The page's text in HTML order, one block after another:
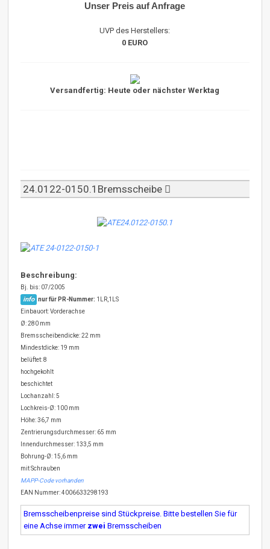
Unser Preis auf Anfrage
UVP des Herstellers:
0 EURO
Versandfertig: Heute oder nächster Werktag
24.0122-0150.1Bremsscheibe
Beschreibung:
Bj. bis: 07/2005
info nur für PR-Nummer: 1LR,1LS
Einbauort: Vorderachse
Ø: 280 mm
Bremsscheibendicke: 22 mm
Mindestdicke: 19 mm
belüftet: 8
hochgekohlt
beschichtet
Lochanzahl: 5
Lochkreis-Ø: 100 mm
Höhe: 36,7 mm
Zentrierungsdurchmesser: 65 mm
Innendurchmesser: 133,5 mm
Bohrung-Ø: 15,6 mm
mit Schrauben
MAPP-Code vorhanden
EAN Nummer: 4006633298193
Bremsscheibenpreise sind Stückpreise. Bitte bestellen Sie für
eine Achse immer zwei Bremsscheiben